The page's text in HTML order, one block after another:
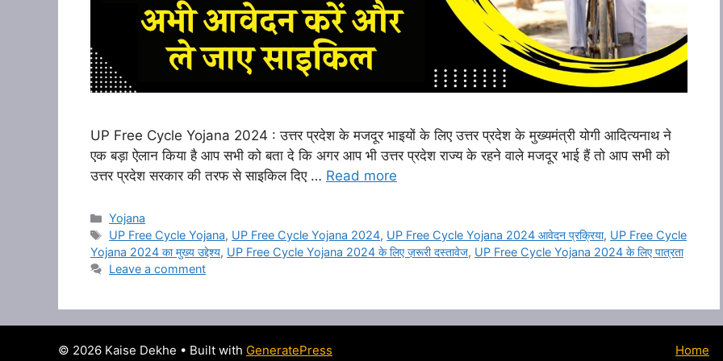
UP Free Cycle Yojana 2024 : उत्तर प्रदेश के मजदूर भाइयों के लिए उत्तर प्रदेश के मुख्यमंत्री योगी आदित्यनाथ ने
एक बड़ा ऐलान किया है आप सभी को बता दे कि अगर आप भी उत्तर प्रदेश राज्य के रहने वाले मजदूर भाई हैं तो आप सभी को
उत्तर प्रदेश सरकार की तरफ से साइकिल दिए … Read more
Categories
Yojana
Tags
UP Free Cycle Yojana, UP Free Cycle Yojana 2024, UP Free Cycle Yojana 2024 आवेदन प्रक्रिया, UP Free Cycle
Yojana 2024 का मुख्य उद्देश्य, UP Free Cycle Yojana 2024 के लिए ज़रूरी दस्तावेज, UP Free Cycle Yojana 2024 के लिए पात्रता
Leave a comment
Home
© 2026 Kaise Dekhe • Built with GeneratePress